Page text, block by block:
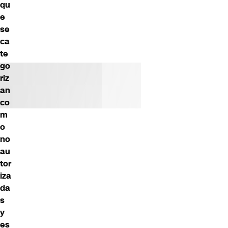
qu
e
se
ca
te
go
riz
an
co
m
o
no
au
tor
iza
da
s
y
es